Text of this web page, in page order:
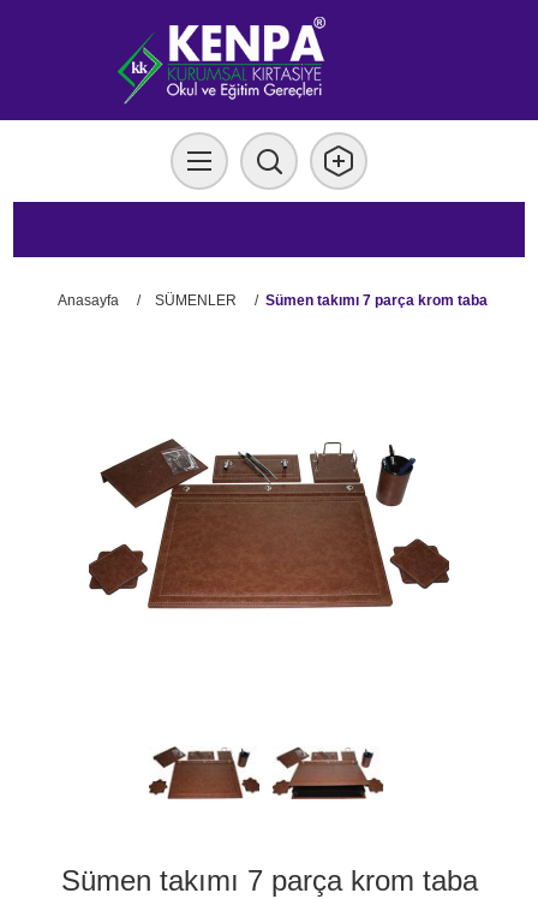
Anasayfa / SÜMENLER / Sümen takımı 7 parça krom taba
Sümen takımı 7 parça krom taba